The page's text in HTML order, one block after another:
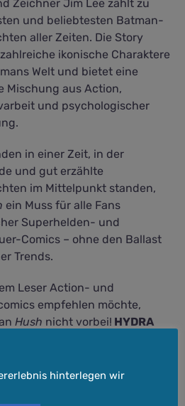
Zeichner Jim Lee zählt zu
und beliebtesten Batman-
aller Zeiten. Die Story
ikonische Charaktere
Welt und bietet eine
Mischung aus Action,
und psychologischer
in einer Zeit, in der
und gut erzählte
im Mittelpunkt standen,
ein Muss für alle Fans
Superhelden- und
Comics – ohne den Ballast
Trends.
Leser Action- und
empfehlen möchte,
Hush nicht vorbei! HYDRA
hinterlegen wir